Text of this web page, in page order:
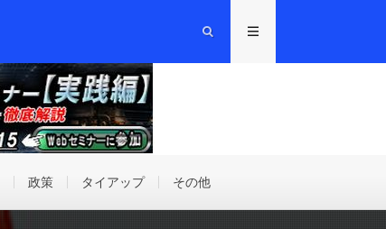
政策 タイアップ その他